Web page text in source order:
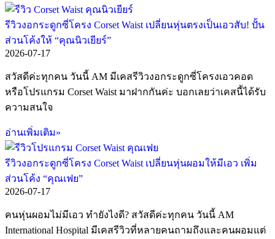
รีวิวงอกระดูกซี่โครง Corset Waist เปลี่ยนหุ่นตรงเป็นเอวสับ! ปั้น
ส่วนโค้งให้ “คุณนิวเยียร์”
2026-07-17
สวัสดีค่ะทุกคน วันนี้ AM มีเคสรีวิวงอกระดูกซี่โครงเอวคอด
หรือโปรแกรม Corset Waist มาฝากกันค่ะ บอกเลยว่าเคสนี้ได้รับ
ความสนใจ
อ่านเพิ่มเติม»
รีวิวงอกระดูกซี่โครง Corset Waist เปลี่ยนหุ่นผอมให้มีเอว เพิ่ม
ส่วนโค้ง “คุณเฟย”
2026-07-17
คนหุ่นผอมไม่มีเอว ทำยังไงดี? สวัสดีค่ะทุกคน วันนี้ AM
International Hospital มีเคสรีวิวที่หลายคนถามถึงและคนผอมแต่